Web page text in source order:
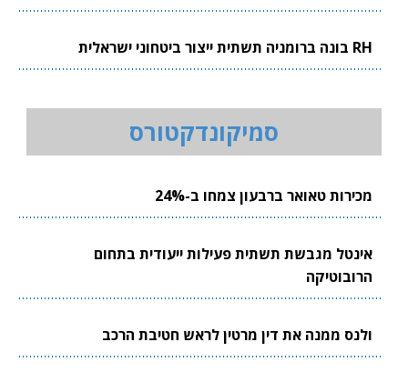
RH בונה ברומניה תשתית ייצור ביטחוני ישראלית
סמיקונדקטורס
מכירות טאואר ברבעון צמחו ב-24%
אינטל מגבשת תשתית פעילות ייעודית בתחום
הרובוטיקה
ולנס ממנה את דין מרטין לראש חטיבת הרכב